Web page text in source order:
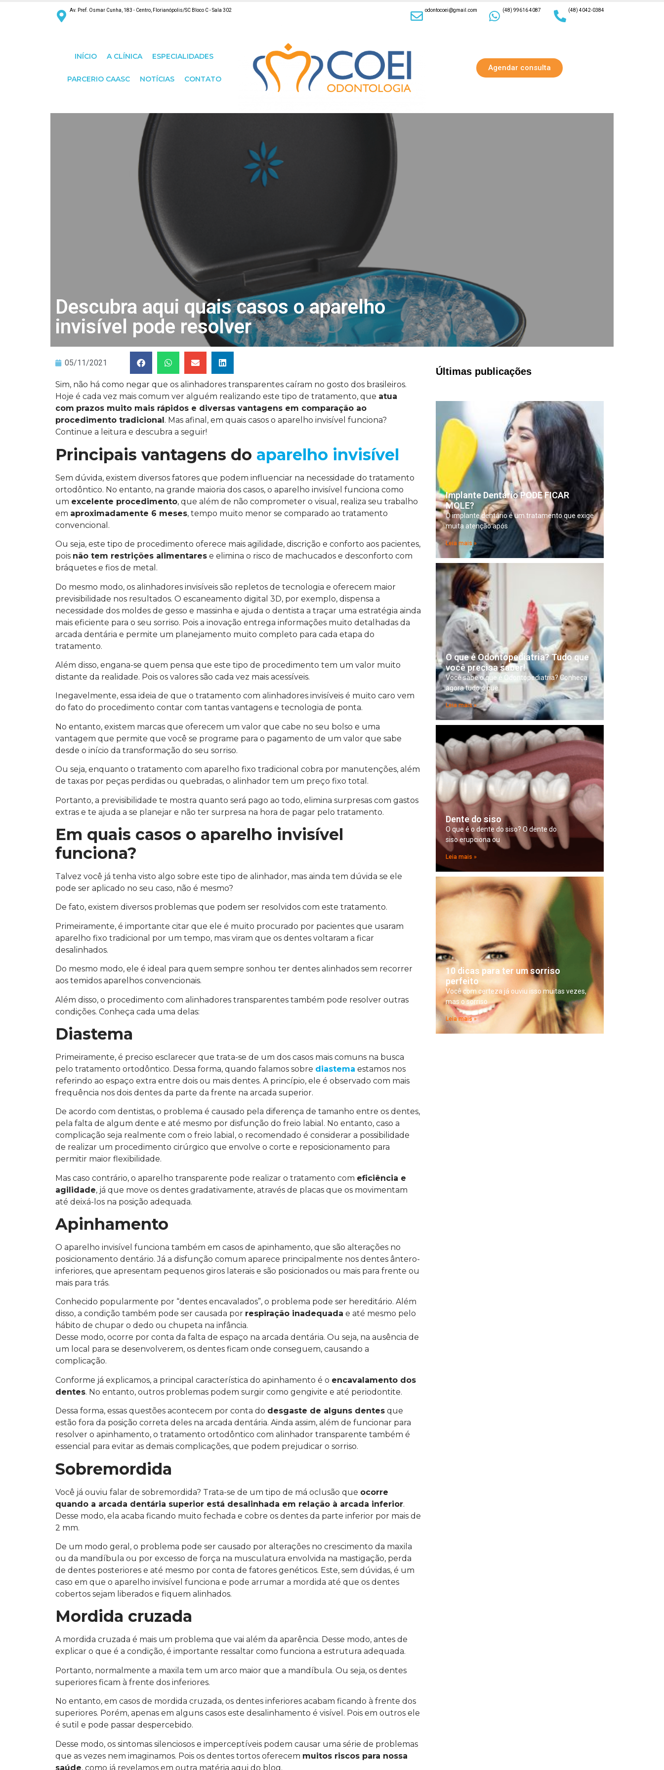
Av. Pref. Osmar Cunha, 183 - Centro, Florianópolis/SC Bloco C - Sala 302 odontocoei@gmail.com (48) 99616 4087 (48) 4042-0384
INÍCIO A CLÍNICA ESPECIALIDADES
PARCERIO CAASC NOTÍCIAS CONTATO
Agendar consulta
Descubra aqui quais casos o aparelho
invisível pode resolver
05/11/2021
Sim, não há como negar que os alinhadores transparentes caíram no gosto dos brasileiros.
Hoje é cada vez mais comum ver alguém realizando este tipo de tratamento, que atua
com prazos muito mais rápidos e diversas vantagens em comparação ao
procedimento tradicional . Mas afinal, em quais casos o aparelho invisível funciona?
Continue a leitura e descubra a seguir!
Principais vantagens do aparelho invisível
Sem dúvida, existem diversos fatores que podem influenciar na necessidade do tratamento
ortodôntico. No entanto, na grande maioria dos casos, o aparelho invisível funciona como
um excelente procedimento, que além de não comprometer o visual, realiza seu trabalho
em aproximadamente 6 meses, tempo muito menor se comparado ao tratamento
convencional.
Ou seja, este tipo de procedimento oferece mais agilidade, discrição e conforto aos pacientes,
pois não tem restrições alimentares e elimina o risco de machucados e desconforto com
bráquetes e fios de metal.
Do mesmo modo, os alinhadores invisíveis são repletos de tecnologia e oferecem maior
previsibilidade nos resultados. O escaneamento digital 3D, por exemplo, dispensa a
necessidade dos moldes de gesso e massinha e ajuda o dentista a traçar uma estratégia ainda
mais eficiente para o seu sorriso. Pois a inovação entrega informações muito detalhadas da
arcada dentária e permite um planejamento muito completo para cada etapa do
tratamento.
Além disso, engana-se quem pensa que este tipo de procedimento tem um valor muito
distante da realidade. Pois os valores são cada vez mais acessíveis.
Inegavelmente, essa ideia de que o tratamento com alinhadores invisíveis é muito caro vem
do fato do procedimento contar com tantas vantagens e tecnologia de ponta.
No entanto, existem marcas que oferecem um valor que cabe no seu bolso e uma
vantagem que permite que você se programe para o pagamento de um valor que sabe
desde o início da transformação do seu sorriso.
Ou seja, enquanto o tratamento com aparelho fixo tradicional cobra por manutenções, além
de taxas por peças perdidas ou quebradas, o alinhador tem um preço fixo total.
Portanto, a previsibilidade te mostra quanto será pago ao todo, elimina surpresas com gastos
extras e te ajuda a se planejar e não ter surpresa na hora de pagar pelo tratamento.
Em quais casos o aparelho invisível
funciona?
Talvez você já tenha visto algo sobre este tipo de alinhador, mas ainda tem dúvida se ele
pode ser aplicado no seu caso, não é mesmo?
De fato, existem diversos problemas que podem ser resolvidos com este tratamento.
Primeiramente, é importante citar que ele é muito procurado por pacientes que usaram
aparelho fixo tradicional por um tempo, mas viram que os dentes voltaram a ficar
desalinhados.
Do mesmo modo, ele é ideal para quem sempre sonhou ter dentes alinhados sem recorrer
aos temidos aparelhos convencionais.
Além disso, o procedimento com alinhadores transparentes também pode resolver outras
condições. Conheça cada uma delas:
Diastema
Primeiramente, é preciso esclarecer que trata-se de um dos casos mais comuns na busca
pelo tratamento ortodôntico. Dessa forma, quando falamos sobre diastema estamos nos
referindo ao espaço extra entre dois ou mais dentes. A princípio, ele é observado com mais
frequência nos dois dentes da parte da frente na arcada superior.
De acordo com dentistas, o problema é causado pela diferença de tamanho entre os dentes,
pela falta de algum dente e até mesmo por disfunção do freio labial. No entanto, caso a
complicação seja realmente com o freio labial, o recomendado é considerar a possibilidade
de realizar um procedimento cirúrgico que envolve o corte e reposicionamento para
permitir maior flexibilidade.
Mas caso contrário, o aparelho transparente pode realizar o tratamento com eficiência e
agilidade, já que move os dentes gradativamente, através de placas que os movimentam
até deixá-los na posição adequada.
Apinhamento
O aparelho invisível funciona também em casos de apinhamento, que são alterações no
posicionamento dentário. Já a disfunção comum aparece principalmente nos dentes ântero-
inferiores, que apresentam pequenos giros laterais e são posicionados ou mais para frente ou
mais para trás.
Conhecido popularmente por “dentes encavalados”, o problema pode ser hereditário. Além
disso, a condição também pode ser causada por respiração inadequada e até mesmo pelo
hábito de chupar o dedo ou chupeta na infância.
Desse modo, ocorre por conta da falta de espaço na arcada dentária. Ou seja, na ausência de
um local para se desenvolverem, os dentes ficam onde conseguem, causando a
complicação.
Conforme já explicamos, a principal característica do apinhamento é o encavalamento dos
dentes. No entanto, outros problemas podem surgir como gengivite e até periodontite.
Dessa forma, essas questões acontecem por conta do desgaste de alguns dentes que
estão fora da posição correta deles na arcada dentária. Ainda assim, além de funcionar para
resolver o apinhamento, o tratamento ortodôntico com alinhador transparente também é
essencial para evitar as demais complicações, que podem prejudicar o sorriso.
Sobremordida
Você já ouviu falar de sobremordida? Trata-se de um tipo de má oclusão que ocorre
quando a arcada dentária superior está desalinhada em relação à arcada inferior.
Desse modo, ela acaba ficando muito fechada e cobre os dentes da parte inferior por mais de
2 mm.
De um modo geral, o problema pode ser causado por alterações no crescimento da maxila
ou da mandíbula ou por excesso de força na musculatura envolvida na mastigação, perda
de dentes posteriores e até mesmo por conta de fatores genéticos. Este, sem dúvidas, é um
caso em que o aparelho invisível funciona e pode arrumar a mordida até que os dentes
cobertos sejam liberados e fiquem alinhados.
Mordida cruzada
A mordida cruzada é mais um problema que vai além da aparência. Desse modo, antes de
explicar o que é a condição, é importante ressaltar como funciona a estrutura adequada.
Portanto, normalmente a maxila tem um arco maior que a mandíbula. Ou seja, os dentes
superiores ficam à frente dos inferiores.
No entanto, em casos de mordida cruzada, os dentes inferiores acabam ficando à frente dos
superiores. Porém, apenas em alguns casos este desalinhamento é visível. Pois em outros ele
é sutil e pode passar despercebido.
Desse modo, os sintomas silenciosos e imperceptíveis podem causar uma série de problemas
que as vezes nem imaginamos. Pois os dentes tortos oferecem muitos riscos para nossa
saúde, como já revelamos em outra matéria aqui do blog.
Últimas publicações
Implante Dentário PODE FICAR
MOLE?
O implante dentário é um tratamento que exige
muita atenção após
Leia mais »
O que é Odontopediatria? Tudo que
você precisa saber!
Você sabe o que é Odontopediatria? Conheça
agora tudo o que
Leia mais »
Dente do siso
O que é o dente do siso? O dente do
siso erupciona ou
Leia mais »
10 dicas para ter um sorriso
perfeito
Você com certeza já ouviu isso muitas vezes,
mas o sorriso
Leia mais »